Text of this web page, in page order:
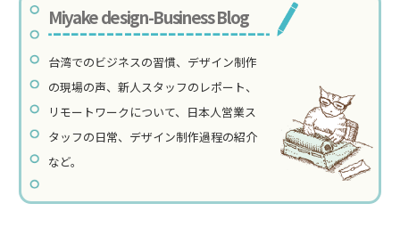
Miyake design-Business Blog
台湾でのビジネスの習慣、デザイン制作
の現場の声、新人スタッフのレポート、
リモートワークについて、日本人営業ス
タッフの日常、デザイン制作過程の紹介
など。